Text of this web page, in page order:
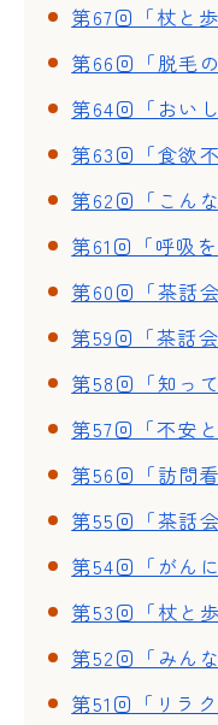
第67回「杖と歩
第64回「おい
第63回「食欲
第61回「呼吸
第60回「茶話会
第59回「茶話会
第58回「知っ
第57回「不安
第56回「訪問
第55回「茶話会
第53回「杖と歩